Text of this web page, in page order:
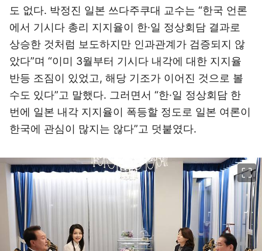
도 없다. 박정진 일본 쓰다주쿠대 교수는 “한국 언론
에서 기시다 총리 지지율이 한·일 정상회담 결과로
상승한 것처럼 보도하지만 인과관계가 검증되지 않
았다”며 “이미 3월부터 기시다 내각에 대한 지지율
반등 조짐이 있었고, 해당 기조가 이어진 것으로 볼
수도 있다”고 말했다. 그러면서 “한·일 정상회담 한
번에 일본 내각 지지율이 폭등할 정도로 일본 여론이
한국에 관심이 많지는 않다”고 덧붙였다.